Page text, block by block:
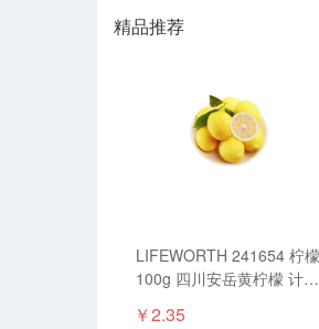
精品推荐
LIFEWORTH 241654 柠檬
100g 四川安岳黄柠檬 计价
￥2.35